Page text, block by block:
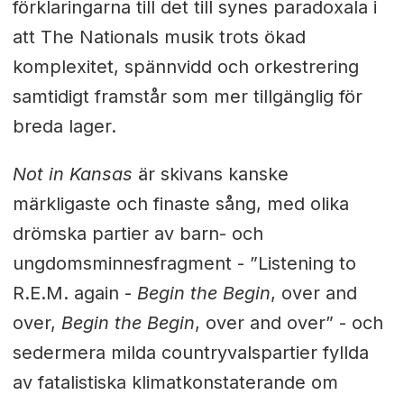
förklaringarna till det till synes paradoxala i
att The Nationals musik trots ökad
komplexitet, spännvidd och orkestrering
samtidigt framstår som mer tillgänglig för
breda lager.
Not in Kansas är skivans kanske
märkligaste och finaste sång, med olika
drömska partier av barn- och
ungdomsminnesfragment - ”Listening to
R.E.M. again - Begin the Begin, over and
over, Begin the Begin, over and over” - och
sedermera milda countryvalspartier fyllda
av fatalistiska klimatkonstaterande om